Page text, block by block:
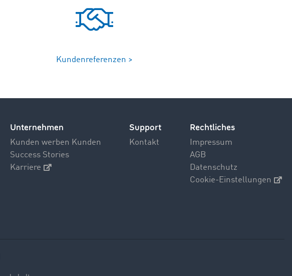
Kundenreferenzen >
Unternehmen
Kunden werben Kunden
Success Stories
Karriere
Support
Kontakt
Rechtliches
Impressum
AGB
Datenschutz
Cookie-Einstellungen